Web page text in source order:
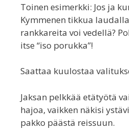
Toinen esimerkki: Jos ja
Kymmenen tikkua
rankkareita voi vedellä?
itse “iso porukka”!
Saattaa kuulostaa
Jaksan pelkkää etätyötä
hajoa, vaikken näkisi
pakko päästä reissuun.